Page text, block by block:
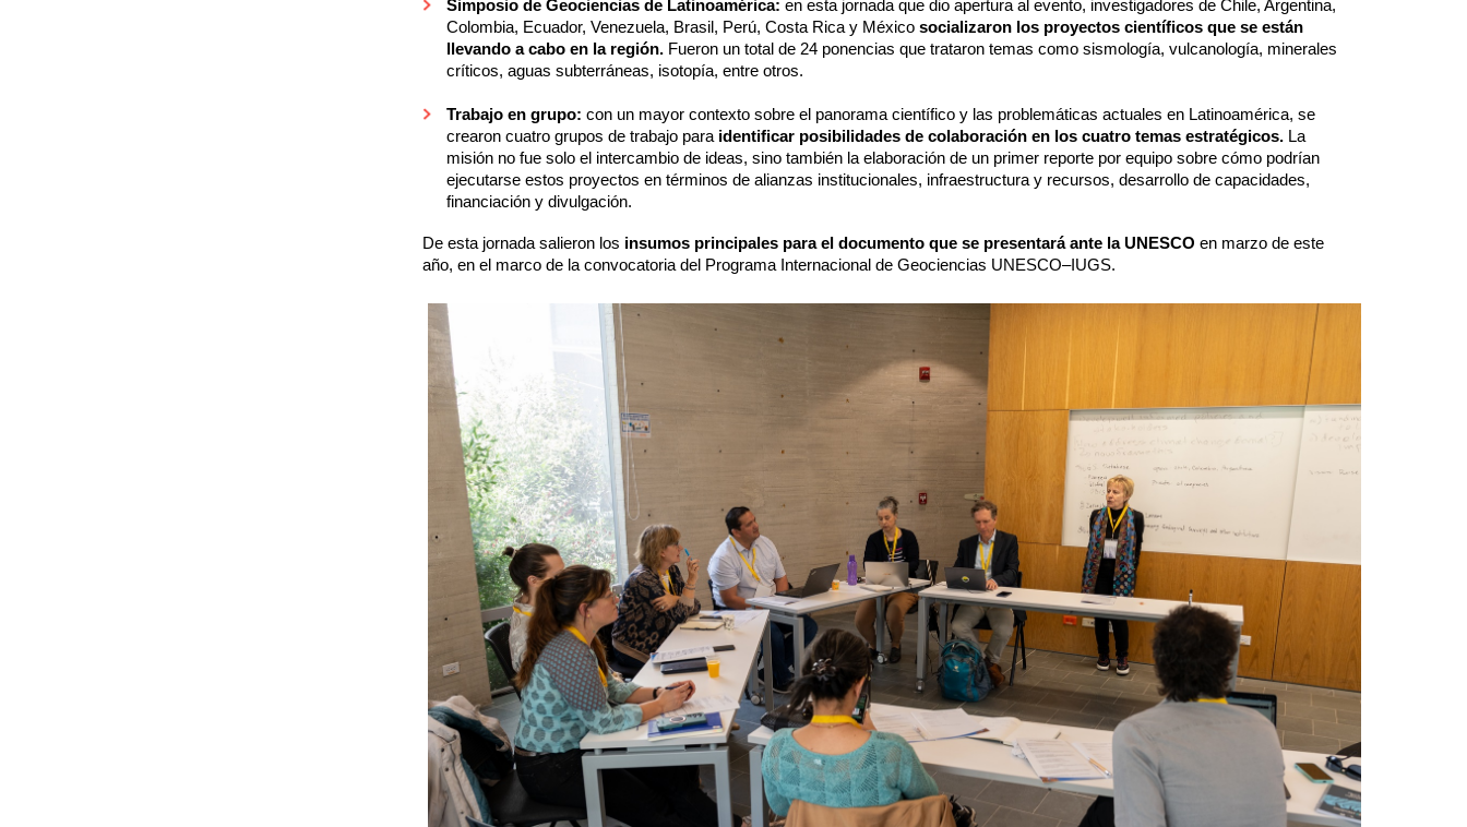
Simposio de Geociencias de Latinoamérica: en esta jornada que dio apertura al evento, investigadores de Chile, Argentina,
Colombia, Ecuador, Venezuela, Brasil, Perú, Costa Rica y México socializaron los proyectos científicos que se están
llevando a cabo en la región. Fueron un total de 24 ponencias que trataron temas como sismología, vulcanología, minerales
críticos, aguas subterráneas, isotopía, entre otros.
Trabajo en grupo: con un mayor contexto sobre el panorama científico y las problemáticas actuales en Latinoamérica, se
crearon cuatro grupos de trabajo para identificar posibilidades de colaboración en los cuatro temas estratégicos. La
misión no fue solo el intercambio de ideas, sino también la elaboración de un primer reporte por equipo sobre cómo podrían
ejecutarse estos proyectos en términos de alianzas institucionales, infraestructura y recursos, desarrollo de capacidades,
financiación y divulgación.
De esta jornada salieron los insumos principales para el documento que se presentará ante la UNESCO en marzo de este
año, en el marco de la convocatoria del Programa Internacional de Geociencias UNESCO–IUGS.